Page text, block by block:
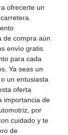
ofrecerte un
de compra aún
envío gratis
para cada
Ya seas un
un entusiasta
oferta
importancia de
por
cuidado y te
de